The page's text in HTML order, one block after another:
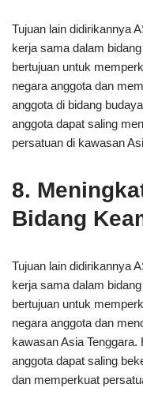
Tujuan lain didirikannya
kerja sama dalam
bertujuan untuk
negara anggota dan
anggota di bidang
anggota dapat saling
persatuan di kawasan
8.
Bidang
Tujuan lain didirikannya
kerja sama dalam
bertujuan untuk
negara anggota dan
kawasan Asia
anggota dapat saling
dan memperkuat